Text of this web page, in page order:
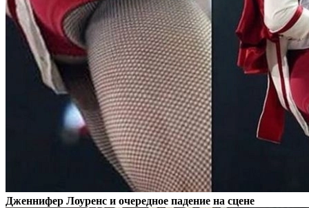
Дженнифер Лоуренс и очередное падение на сцене